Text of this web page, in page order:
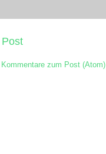
Kommentare zum Post (Atom)